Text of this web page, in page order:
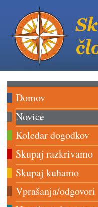
Domov
Novice
Koledar dogodkov
Skupaj razkrivamo
Skupaj kuhamo
Vprašanja/odgovori